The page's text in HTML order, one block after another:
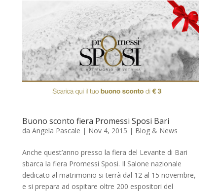
Buono sconto fiera Promessi Sposi Bari
da Angela Pascale | Nov 4, 2015 | Blog & News
Anche quest’anno presso la fiera del Levante di Bari
sbarca la fiera Promessi Sposi. Il Salone nazionale
dedicato al matrimonio si terrà dal 12 al 15 novembre,
e si prepara ad ospitare oltre 200 espositori del